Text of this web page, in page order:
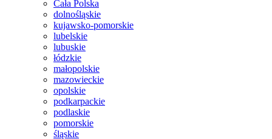
Cała Polska
dolnośląskie
kujawsko-pomorskie
lubelskie
lubuskie
łódzkie
małopolskie
mazowieckie
opolskie
podkarpackie
podlaskie
pomorskie
śląskie